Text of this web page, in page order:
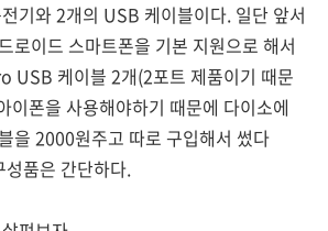
기와 2개의 USB 케이블이다. 일단 앞서
로이드 스마트폰을 기본 지원으로 해서
USB 케이블 2개(2포트 제품이기 때문
이폰을 사용해야하기 때문에 다이소에
을 2000원주고 따로 구입해서 썼다
품은 간단하다.